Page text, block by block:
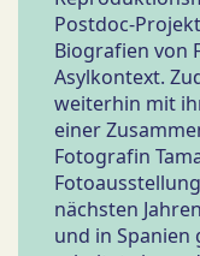
Postdoc-
Biografien von
Asylkontext.
weiterhin mit
einer
Fotografin
nächsten
und in Spanien